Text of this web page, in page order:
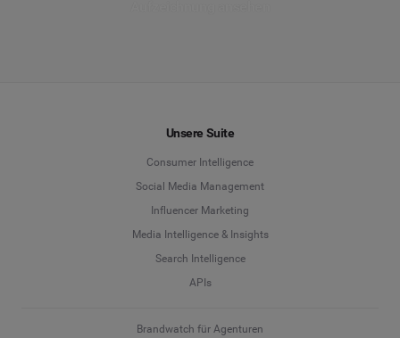
Unsere Suite
Consumer Intelligence
Social Media Management
Influencer Marketing
Media Intelligence & Insights
Search Intelligence
APIs
Brandwatch für Agenturen